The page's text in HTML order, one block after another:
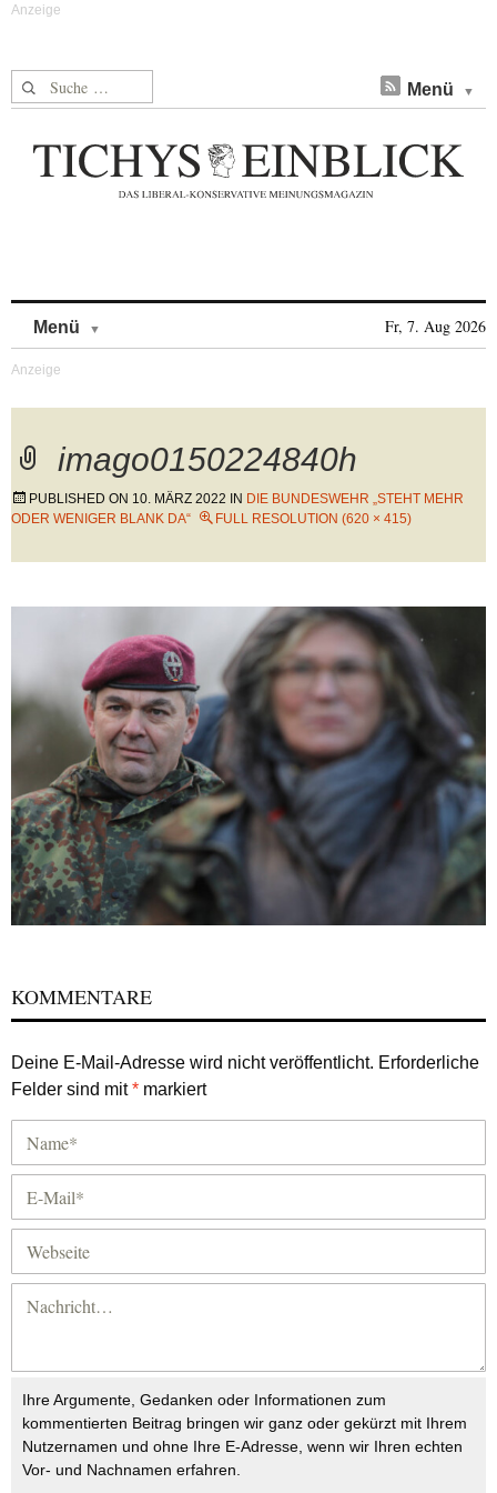
Suche nach: Menü
Menü Fr, 7. Aug 2026
imago0150224840h
PUBLISHED ON 10. MÄRZ 2022 IN DIE BUNDESWEHR „STEHT MEHR
ODER WENIGER BLANK DA“
FULL RESOLUTION (620 × 415)
KOMMENTARE
Deine E-Mail-Adresse wird nicht veröffentlicht. Erforderliche
Felder sind mit* markiert
Ihre Argumente, Gedanken oder Informationen zum
kommentierten Beitrag bringen wir ganz oder gekürzt mit Ihrem
Nutzernamen und ohne Ihre E-Adresse, wenn wir Ihren echten
Vor- und Nachnamen erfahren.